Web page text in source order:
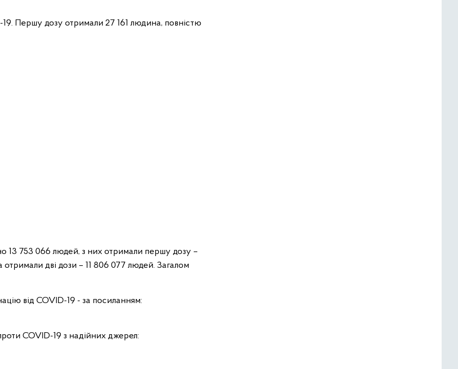
Першу дозу отримали 27 161 людина, повністю
13 753 066 людей, з них отримали першу дозу –
отримали дві дози – 11 806 077 людей. Загалом
від COVID-19 - за посиланням:
COVID-19 з надійних джерел: